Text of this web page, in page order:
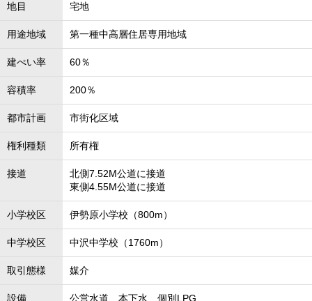
地目 宅地
用途地域 第一種中高層住居専用地域
建ぺい率 60％
容積率 200％
都市計画 市街化区域
権利種類 所有権
接道
北側7.52M公道に接道
東側4.55M公道に接道
小学校区 伊勢原小学校（800m）
中学校区 中沢中学校（1760m）
取引態様 媒介
設備 公営水道、本下水、個別LPG